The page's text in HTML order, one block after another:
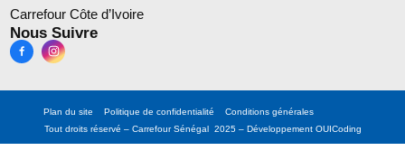
Carrefour Côte d’Ivoire
Nous Suivre
Plan du site Politique de confidentialité
Conditions générales
Tout droits réservé – Carrefour Sénégal 2025 – Développement OUICoding